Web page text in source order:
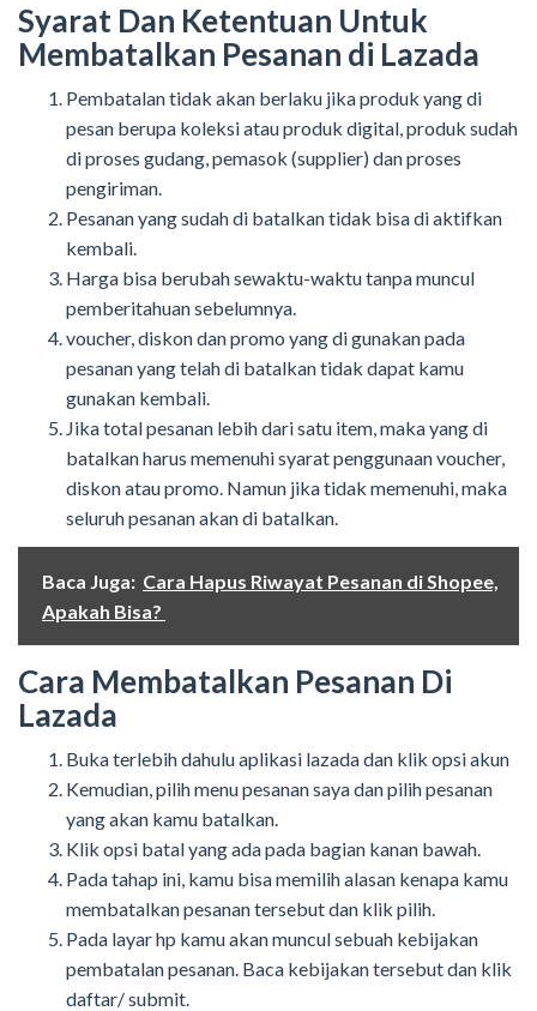
Syarat Dan Ketentuan Untuk
Membatalkan Pesanan di Lazada
Pembatalan tidak akan berlaku jika produk yang di
pesan berupa koleksi atau produk digital, produk sudah
di proses gudang, pemasok (supplier) dan proses
pengiriman.
Pesanan yang sudah di batalkan tidak bisa di aktifkan
kembali.
Harga bisa berubah sewaktu-waktu tanpa muncul
pemberitahuan sebelumnya.
voucher, diskon dan promo yang di gunakan pada
pesanan yang telah di batalkan tidak dapat kamu
gunakan kembali.
Jika total pesanan lebih dari satu item, maka yang di
batalkan harus memenuhi syarat penggunaan voucher,
diskon atau promo. Namun jika tidak memenuhi, maka
seluruh pesanan akan di batalkan.
Baca Juga: Cara Hapus Riwayat Pesanan di Shopee,
Apakah Bisa?
Cara Membatalkan Pesanan Di
Lazada
Buka terlebih dahulu aplikasi lazada dan klik opsi akun
Kemudian, pilih menu pesanan saya dan pilih pesanan
yang akan kamu batalkan.
Klik opsi batal yang ada pada bagian kanan bawah.
Pada tahap ini, kamu bisa memilih alasan kenapa kamu
membatalkan pesanan tersebut dan klik pilih.
Pada layar hp kamu akan muncul sebuah kebijakan
pembatalan pesanan. Baca kebijakan tersebut dan klik
daftar/ submit.